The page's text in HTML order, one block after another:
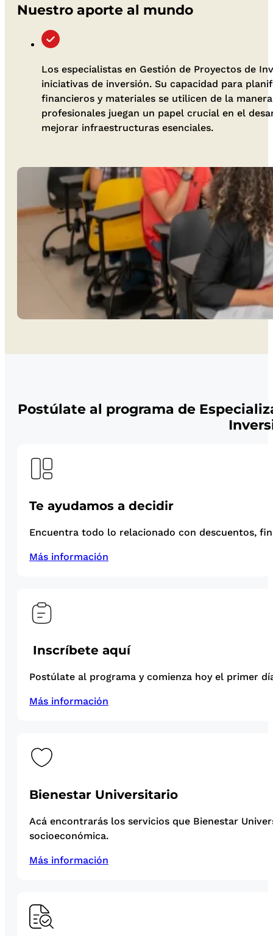
Nuestro aporte al mundo
Los especialistas en Gestión de Proyectos de
iniciativas de inversión. Su capacidad para
financieros y materiales se utilicen de la
profesionales juegan un papel crucial en el
mejorar infraestructuras esenciales.
Postúlate al programa de
Te ayudamos a decidir
Encuentra todo lo relacionado con descuentos,
Más información
Inscríbete aquí
Postúlate al programa y comienza hoy el primer
Más información
Bienestar Universitario
Acá encontrarás los servicios que Bienestar
socioeconómica.
Más información